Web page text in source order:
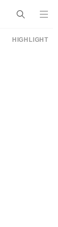
HIGHLIGHT